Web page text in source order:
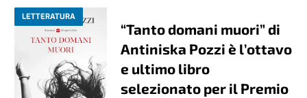
LETTERATURA
“Tanto domani muori” di
Antiniska Pozzi è l’ottavo
e ultimo libro
selezionato per il Premio